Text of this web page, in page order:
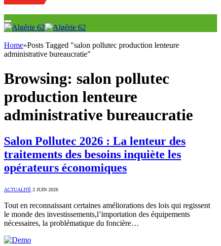
Home»Posts Tagged "salon pollutec production lenteure
administrative bureaucratie"
Browsing: salon pollutec
production lenteure
administrative bureaucratie
Salon Pollutec 2026 : La lenteur des
traitements des besoins inquiète les
opérateurs économiques
ACTUALITÉ 2 JUIN 2026
Tout en reconnaissant certaines améliorations des lois qui regissent
le monde des investissements,l’importation des équipements
nécessaires, la problématique du foncière…